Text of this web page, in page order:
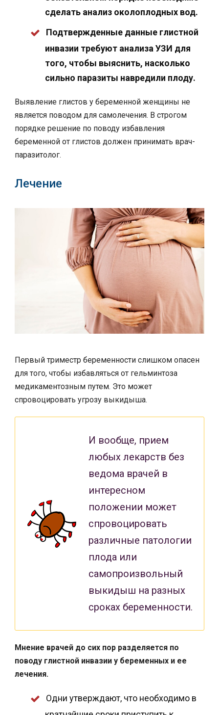
сделать анализ околоплодных вод.
Подтвержденные данные глистной
инвазии требуют анализа УЗИ для
того, чтобы выяснить, насколько
сильно паразиты навредили плоду.
Выявление глистов у беременной женщины не
является поводом для самолечения. В строгом
порядке решение по поводу избавления
беременной от глистов должен принимать врач-
паразитолог.
Лечение
Первый триместр беременности слишком опасен
для того, чтобы избавляться от гельминтоза
медикаментозным путем. Это может
спровоцировать угрозу выкидыша.
И вообще, прием
любых лекарств без
ведома врачей в
интересном
положении может
спровоцировать
различные патологии
плода или
самопроизвольный
выкидыш на разных
сроках беременности.
Мнение врачей до сих пор разделяется по
поводу глистной инвазии у беременных и ее
лечения.
Одни утверждают, что необходимо в